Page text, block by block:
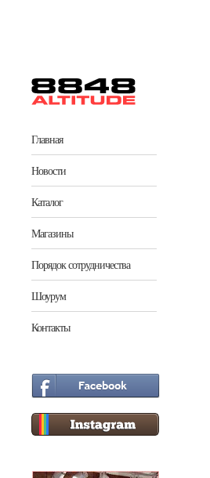
Главная
Новости
Каталог
Магазины
Порядок сотрудничества
Шоурум
Контакты